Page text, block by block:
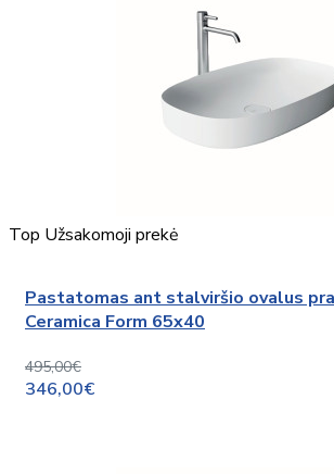
Top Užsakomoji prekė
Pastatomas ant stalviršio ovalus
Ceramica Form 65x40
495,00€
346,00€